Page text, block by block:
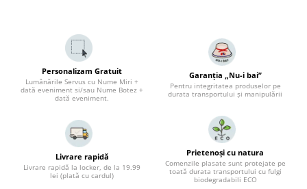
Personalizam Gratuit
Lumânările Servus cu Nume Miri +
dată eveniment si/sau Nume Botez +
dată eveniment.
Garanția „Nu-i bai”
Pentru integritatea produselor pe
durata transportului și manipulării
Livrare rapidă
Livrare rapidă la locker, de la 19.99
lei (plată cu cardul)
Prietenoși cu natura
Comenzile plasate sunt protejate pe
toată durata transportului cu fulgi
biodegradabili ECO